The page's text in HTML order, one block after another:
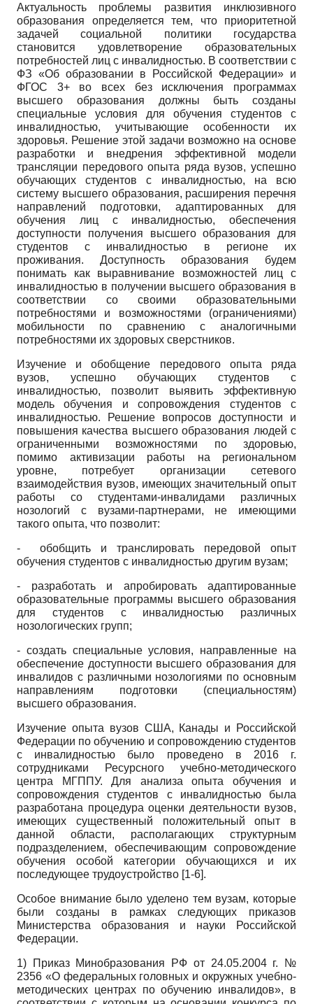
Актуальность проблемы развития инклю­зивного
образования определяется тем, что приоритетной
задачей социальной политики государства
становится удовлетворение образовательных
потребностей лиц с инвалидностью. В соответствии с
ФЗ «Об образовании в Российской Федерации» и
ФГОС 3+ во всех без исключения программах
высшего образования должны быть созданы
специальные условия для обучения студентов с
инвалидностью, учитывающие особенности их
здоровья. Решение этой задачи возможно на основе
разработки и внедрения эффективной модели
трансляции передового опыта ряда вузов, успешно
обучающих студентов с инвалидностью, на всю
систему высшего образования, расширения перечня
направлений подготовки, адаптированных для
обучения лиц с инвалидностью, обеспечения
доступности получения высшего образования для
студентов с инвалидностью в регионе их
проживания. Доступность образования будем
понимать как выравнивание возможностей лиц с
инвалидностью в получении высшего образования в
соответствии со своими образовательными
потребностями и возможностями (ограничениями)
мобильности по сравнению с аналогичными
потребностями их здоровых сверстников.
Изучение и обобщение передового опыта ряда
вузов, успешно обучающих студентов с
инвалидностью, позволит выявить эффективную
модель обучения и сопровождения студентов с
инвалидностью. Решение вопросов доступности и
повышения качества высшего образования людей с
ограниченными возможностями по здоровью,
помимо активизации работы на региональном
уровне, потребует организации сетевого
взаимодействия вузов, имеющих значительный опыт
работы со студентами-инвалидами различных
нозоло­гий с вузами-партнерами, не имеющими
такого опыта, что позволит:
- обобщить и транслировать передовой опыт
обучения студентов с инвалидностью другим вузам;
- разработать и апробировать адаптированные
образовательные программы высшего образования
для студентов с инвалидностью различных
нозологических групп;
- создать специальные условия, направленные на
обеспечение доступности высшего образования для
инвалидов с различными нозо­логиями по основным
направлениям подготовки (специальностям)
высшего образования.
Изучение опыта вузов США, Канады и Российской
Федерации по обучению и сопровождению студентов
с инвалидностью было проведено в 2016 г.
сотрудниками Ресурсного учебно-методического
центра МГППУ. Для анализа опыта обучения и
сопровождения студентов с инвалидностью была
разработана процедура оценки деятельности вузов,
имеющих существенный положительный опыт в
данной области, располагающих структурным
подразделением, обеспечивающим сопровождение
обучения особой категории обучающихся и их
последующее трудоустройство [1-6].
Особое внимание было уделено тем вузам, которые
были созданы в рамках следующих приказов
Министерства образования и науки Российской
Федерации.
1) Приказ Минобразования РФ от 24.05.2004 г. №
2356 «О федеральных головных и окружных учебно-
методических центрах по обучению инвалидов», в